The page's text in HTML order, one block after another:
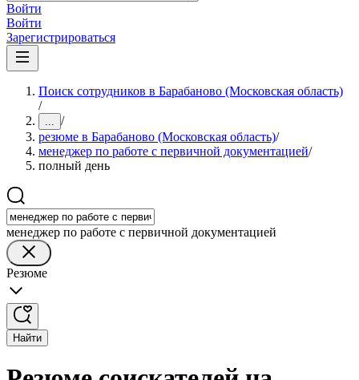
Войти
Войти
Зарегистрироваться
Поиск сотрудников в Барабаново (Московская область)
/
... /
резюме в Барабаново (Московская область)/
менеджер по работе с первичной документацией/
полный день
менеджер по работе с первичной документацией
Резюме
Найти